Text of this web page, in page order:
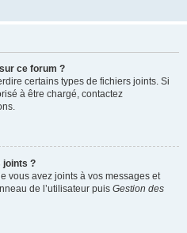
ce forum ?
certains types de fichiers joints. Si
à être chargé, contactez
joints ?
vous avez joints à vos messages et
de l’utilisateur puis Gestion des